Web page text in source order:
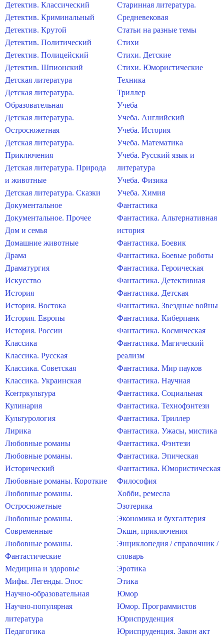
Детектив. Классический
Детектив. Криминальный
Детектив. Крутой
Детектив. Политический
Детектив. Полицейский
Детектив. Шпионский
Детская литература
Детская литература.
Образовательная
Детская литература.
Остросюжетная
Детская литература.
Приключения
Детская литература. Природа
и животные
Детская литература. Сказки
Документальное
Документальное. Прочее
Дом и семья
Домашние животные
Драма
Драматургия
Искусство
История
История. Востока
История. Европы
История. России
Классика
Классика. Русская
Классика. Советская
Классика. Украинская
Контркультура
Кулинария
Культурология
Лирика
Любовные романы
Любовные романы.
Исторический
Любовные романы. Короткие
Любовные романы.
Остросюжетные
Любовные романы.
Современные
Любовные романы.
Фантастические
Медицина и здоровье
Мифы. Легенды. Эпос
Научно-образовательная
Научно-популярная
литература
Педагогика
Старинная литература.
Средневековая
Статьи на разные темы
Стихи
Стихи. Детские
Стихи. Юмористические
Техника
Триллер
Учеба
Учеба. Английский
Учеба. История
Учеба. Математика
Учеба. Русский язык и
литература
Учеба. Физика
Учеба. Химия
Фантастика
Фантастика. Альтернативная
история
Фантастика. Боевик
Фантастика. Боевые роботы
Фантастика. Героическая
Фантастика. Детективная
Фантастика. Детская
Фантастика. Звездные войны
Фантастика. Киберпанк
Фантастика. Космическая
Фантастика. Магический
реализм
Фантастика. Мир пауков
Фантастика. Научная
Фантастика. Социальная
Фантастика. Технофэнтези
Фантастика. Триллер
Фантастика. Ужасы, мистика
Фантастика. Фэнтези
Фантастика. Эпическая
Фантастика. Юмористическая
Философия
Хобби, ремесла
Эзотерика
Экономика и бухгалтерия
Экшн, приключения
Энциклопедия / справочник /
словарь
Эротика
Этика
Юмор
Юмор. Программистов
Юриспруденция
Юриспруденция. Закон акт